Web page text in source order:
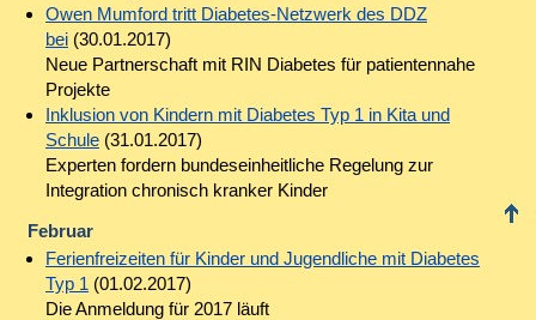
Owen Mumford tritt Diabetes-Netzwerk des DDZ
bei(30.01.2017)
Neue Partnerschaft mit RIN Diabetes für patientennahe
Projekte
Inklusion von Kindern mit Diabetes Typ 1 in Kita und
Schule(31.01.2017)
Experten fordern bundeseinheitliche Regelung zur
Integration chronisch kranker Kinder
Februar
Ferienfreizeiten für Kinder und Jugendliche mit Diabetes
Typ 1 (01.02.2017)
Die Anmeldung für 2017 läuft